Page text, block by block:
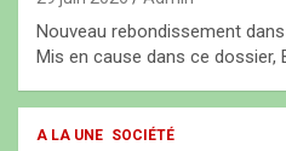
Nouveau rebondissement
Mis en cause dans ce dossier,
A LA UNE SOCIÉTÉ